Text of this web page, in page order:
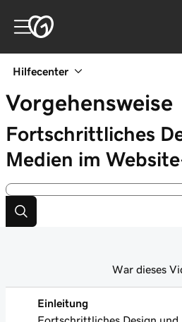
Hilfecenter
Vorgehensweise
Fortschrittliches
Medien im
Einleitung
War dieses